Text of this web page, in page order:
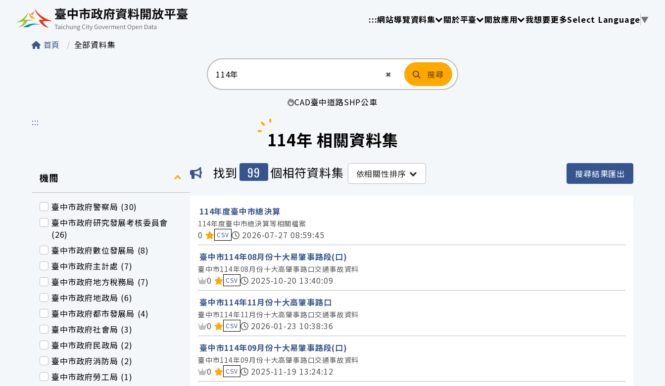
臺中市政府資料開放平臺 :::網站導覽資料集請使用 TAB 操作選單
關於平臺請使用 TAB 操作選單
開放應用請使用 TAB 操作選單
我想要更多Select Language▼
首頁 全部資料集
✖ 清空輸入 搜尋
CAD臺中道路SHP公車
:::
114年 相關資料集
機關
臺中市政府警察局 (30)
臺中市政府研究發展考核委員會
(26)
臺中市政府數位發展局 (8)
臺中市政府主計處 (7)
臺中市政府地方稅務局 (7)
臺中市政府地政局 (6)
臺中市政府都市發展局 (4)
臺中市政府社會局 (3)
臺中市政府民政局 (2)
臺中市政府消防局 (2)
臺中市政府勞工局 (1)
找到 99 個相符資料集 依相關性排序 搜尋結果匯出
114年度臺中市總決算
114年度臺中市總決算等相關檔案
資料集評分：
0 CSV
2026-07-27 08:59:45
臺中市114年08月份十大易肇事路段(口)
臺中市114年08月份十大高肇事路口交通事故資料
資料集評分：
0 CSV
2025-10-20 13:40:09
臺中市114年11月份十大高肇事路口
臺中市114年11月份十大高肇事路口交通事故資料
資料集評分：
0 CSV
2026-01-23 10:38:36
臺中市114年09月份十大易肇事路段(口)
臺中市114年09月份十大高肇事路口交通事故資料
資料集評分：
0 CSV
2025-11-19 13:24:12